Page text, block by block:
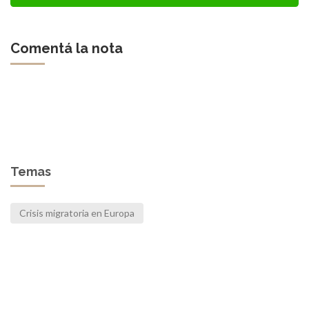
Comentá la nota
Temas
Crisis migratoria en Europa